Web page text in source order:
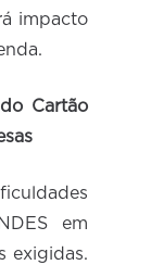
impacto
Cartão
em
exigidas.